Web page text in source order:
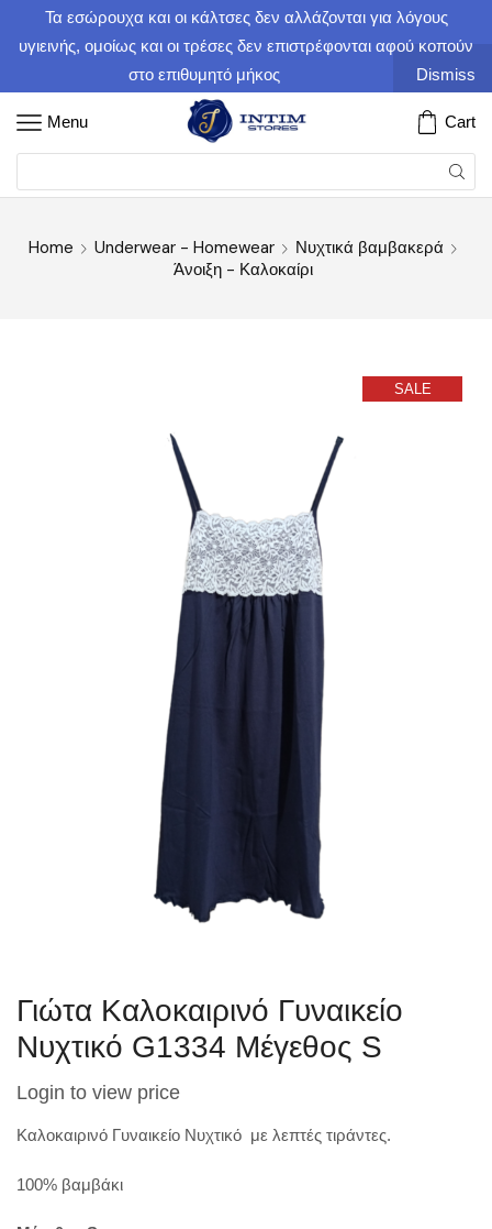
Τα εσώρουχα και οι κάλτσες δεν αλλάζονται για λόγους
υγιεινής, ομοίως και οι τρέσες δεν επιστρέφονται αφού κοπούν
στο επιθυμητό μήκος
Dismiss
Menu Cart
Home Underwear - Homewear
Νυχτικά βαμβακερά
Άνοιξη - Καλοκαίρι
SALE
Γιώτα Καλοκαιρινό Γυναικείο
Νυχτικό G1334 Μέγεθος S
Login to view price
Καλοκαιρινό Γυναικείο Νυχτικό με λεπτές τιράντες.
100% βαμβάκι